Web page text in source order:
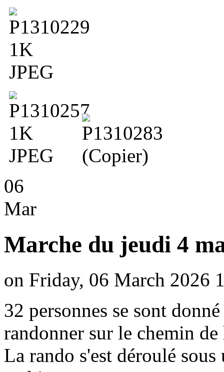
06
Mar
Marche du jeudi 4
on Friday, 06 March 2026
32 personnes se sont
randonner sur le chemin
La rando s'est déroulé